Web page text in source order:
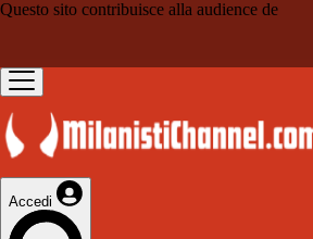
Questo sito contribuisce alla audience de
Accedi